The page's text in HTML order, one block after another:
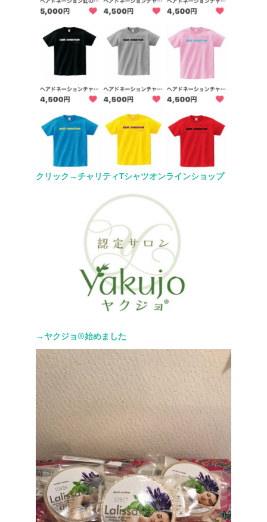
クリック→チャリティTシャツオンラインショップ
→ヤクジョ®︎始めました